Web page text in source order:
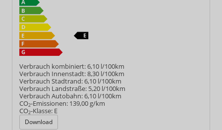
Verbrauch kombiniert:6,10 l/100km
Verbrauch Innenstadt:8,30 l/100km
Verbrauch Stadtrand:6,10 l/100km
Verbrauch Landstraße: 5,20 l/100km
Verbrauch Autobahn:6,10 l/100km
CO2-Emissionen: 139,00 g/km
CO2-Klasse: E
Download